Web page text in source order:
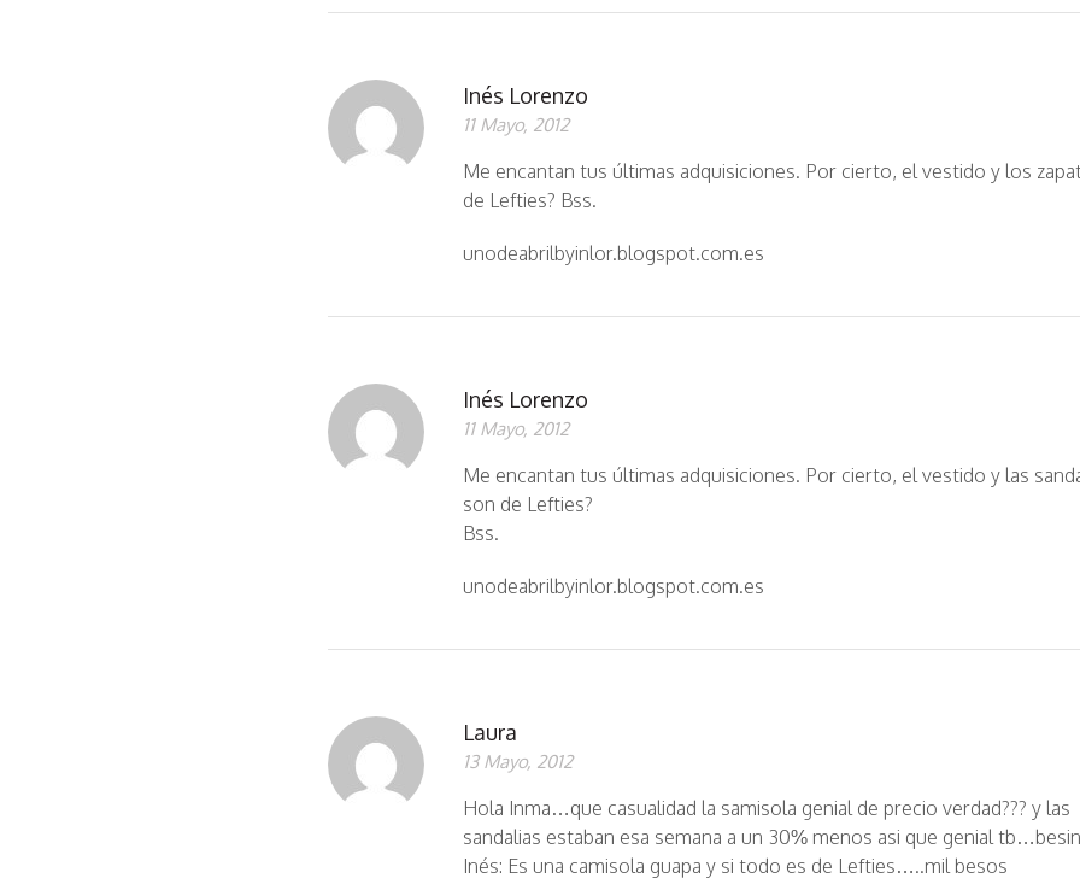
Inés Lorenzo
11 Mayo, 2012
Me encantan tus últimas adquisiciones. Por cierto, el vestido y los
de Lefties? Bss.
unodeabrilbyinlor.blogspot.com.es
Inés Lorenzo
11 Mayo, 2012
Me encantan tus últimas adquisiciones. Por cierto, el vestido y las
son de Lefties?
Bss.
unodeabrilbyinlor.blogspot.com.es
Laura
13 Mayo, 2012
Hola Inma…que casualidad la samisola genial de precio verdad??? y las
sandalias estaban esa semana a un 30% menos asi que genial
Inés: Es una camisola guapa y si todo es de Lefties…..mil besos